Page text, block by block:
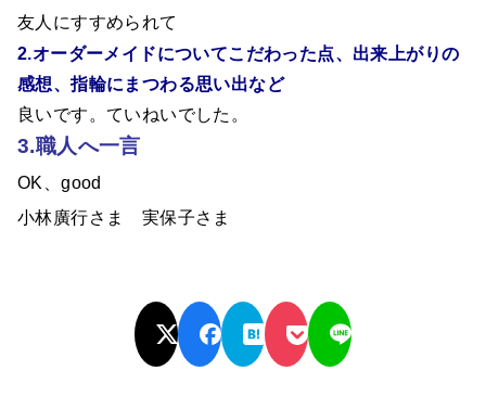
友人にすすめられて
2.オーダーメイドについてこだわった点、出来上がりの
感想、指輪にまつわる思い出など
良いです。ていねいでした。
3.職人へ一言
OK、good
小林廣行さま 実保子さま